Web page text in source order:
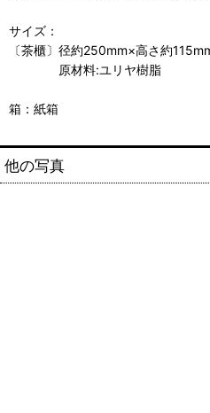
サイズ：
〔茶櫃〕径約250mm×高さ約
原材料:ユリヤ樹脂
箱：紙箱
他の写真